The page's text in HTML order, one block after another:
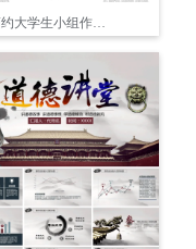
灰色简约大学生小组作业展示PPT